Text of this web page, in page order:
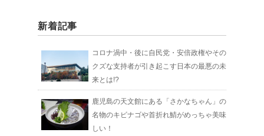
新着記事
コロナ渦中・後に自民党・安倍政権やその
クズな支持者が引き起こす日本の最悪の未
来とは!?
鹿児島の天文館にある「さかなちゃん」の
名物のキビナゴや首折れ鯖がめっちゃ美味
しい！